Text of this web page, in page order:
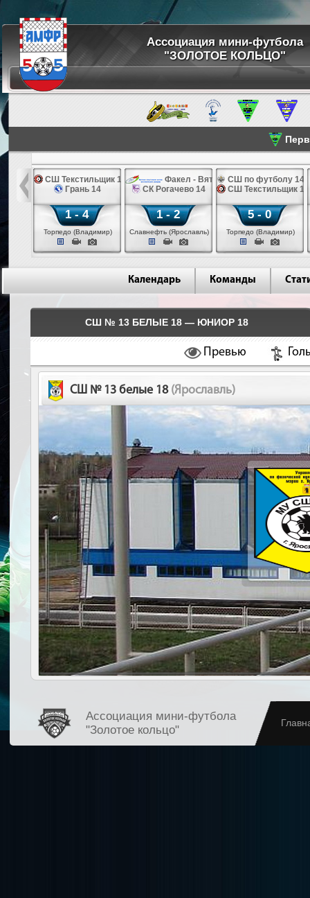
Ассоциация мини-футбола
"ЗОЛОТОЕ КОЛЬЦО"
14
СШ Текстильщик 14
Грань 14
1 - 4
Торпедо (Владимир)
Факел - ВятСШОР 14
СК Рогачево 14
1 - 2
Славнефть (Ярославль)
СШ по футболу 14
СШ Текстильщик 14
5 - 0
Торпедо (Владимир)
Календарь Команды
СШ № 13 БЕЛЫЕ 18 — ЮНИОР 18
Превью
СШ № 13 белые 18 (Ярославль)
Ассоциация мини-футбола
"Золотое кольцо"